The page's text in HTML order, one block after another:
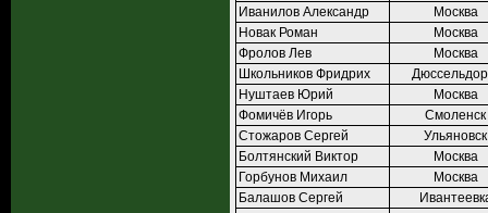
Иванилов Александр
Москва
Новак Роман
Москва
Фролов Лев
Москва
Школьников Фридрих
Нуштаев Юрий
Москва
Фомичёв Игорь
Смоленск
Стожаров Сергей
Ульяновск
Болтянский Виктор
Москва
Горбунов Михаил
Москва
Балашов Сергей